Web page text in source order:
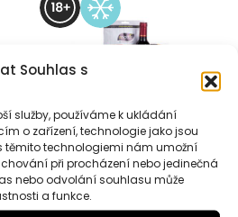
Souhlas s
služby, používáme k ukládání
o zařízení, technologie jako jsou
těmito technologiemi nám umožní
při procházení nebo jedinečná
nebo odvolání souhlasu může
a funkce.
Elixír mládí